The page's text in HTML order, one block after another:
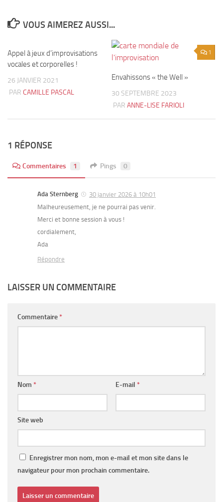
VOUS AIMEREZ AUSSI...
Appel à jeux d’improvisations
vocales et corporelles !
26 JANVIER 2021
PAR CAMILLE PASCAL
1
Envahissons « the Well »
30 SEPTEMBRE 2023
PAR ANNE-LISE FARIOLI
1 RÉPONSE
Commentaires 1 Pings 0
Ada Sternberg
30 janvier 2026 à 10h01
Malheureusement, je ne pourrai pas venir.
Merci et bonne session à vous !
cordialement,
Ada
Répondre
LAISSER UN COMMENTAIRE
Commentaire *
Nom * E-mail *
Site web
Enregistrer mon nom, mon e-mail et mon site dans le
navigateur pour mon prochain commentaire.